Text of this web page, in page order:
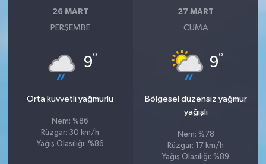
26 MART
PERŞEMBE
9°
Orta kuvvetli yağmurlu
Nem: %86
Rüzgar: 30 km/h
Yağış Olasılığı: %86
27 MART
CUMA
9°
Bölgesel düzensiz yağmur
yağışlı
Nem: %78
Rüzgar: 17 km/h
Yağış Olasılığı: %89